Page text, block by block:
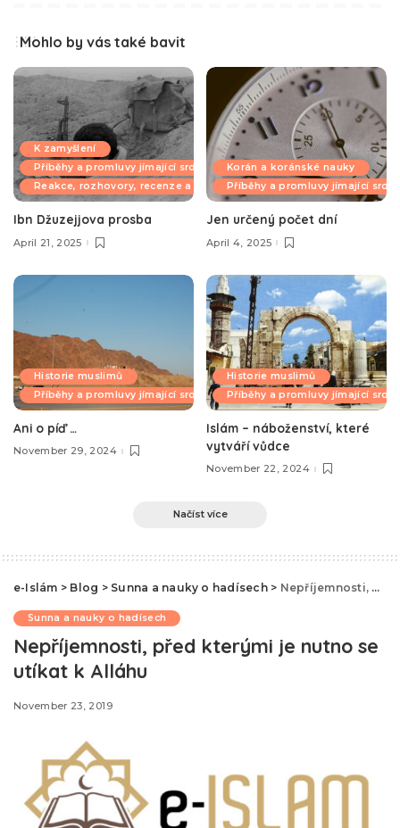
Mohlo by vás také bavit
K zamyšlení
Příběhy a promluvy jímající srdce
Reakce, rozhovory, recenze a komentáře
Ibn Džuzejjova prosba
April 21, 2025
Korán a koránské nauky
Příběhy a promluvy jímající
Jen určený počet dní
April 4, 2025
Historie muslimů
Příběhy a promluvy jímající srdce
Ani o píď …
November 29, 2024
Historie muslimů
Příběhy a promluvy jímající
Islám – náboženství, které
vytváří vůdce
November 22, 2024
Načíst více
e-Islám > Blog > Sunna a nauky o hadísech> Nepříjemnosti, před kterými je nutno se utíkat k Alláhu
Sunna a nauky o hadísech
Nepříjemnosti, před kterými je nutno se
utíkat k Alláhu
November 23, 2019